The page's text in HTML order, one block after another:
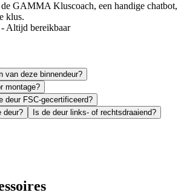
GAMMA Kluscoach, een handige chatbot,
klus.
Altijd bereikbaar
van deze binnendeur?
montage?
deur FSC-gecertificeerd?
deur?
Is de deur links- of rechtsdraaiend?